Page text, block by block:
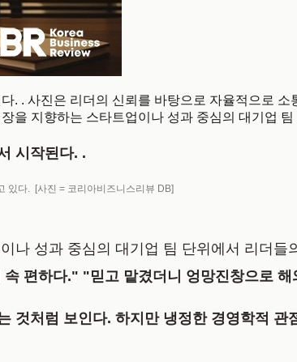
. . 사진은 리더의 신뢰를 바탕으로 자율적으로
을 지향하는 스타트업이나 성과 중심의 대기업
시작된다. .
있다. [사진 = 코리아비즈니스리뷰 DB]
나 성과 중심의 대기업 팀 단위에서 리더
속 편하다." "믿고 맡겼더니 엉망진창으로
것처럼 보인다. 하지만 냉정한 경영학적